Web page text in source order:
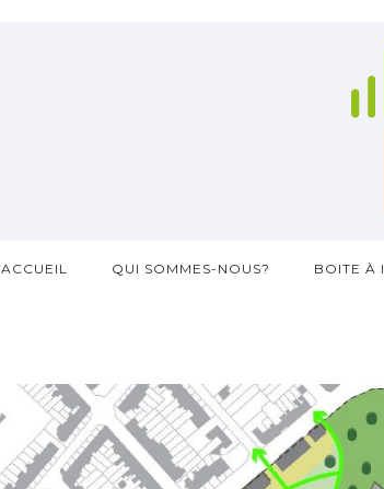
ACCUEIL QUI SOMMES-NOUS? BOITE À